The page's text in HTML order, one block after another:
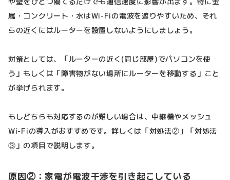
属・コンクリート・水はWi-Fiの電波を遮りやすいため、それ
らの近くにはルーターを設置しないようにしましょう。
対策としては、「ルーターの近く(同じ部屋)でパソコンを使
う」もしくは「障害物がない場所にルーターを移動する」こと
が挙げられます。
もしどちらも対応するのが難しい場合は、中継機やメッシュ
Wi-Fiの導入がおすすめです。詳しくは「対処法②」「対処法
③」の項目で説明します。
原因②：家電が電波干渉を引き起こしている